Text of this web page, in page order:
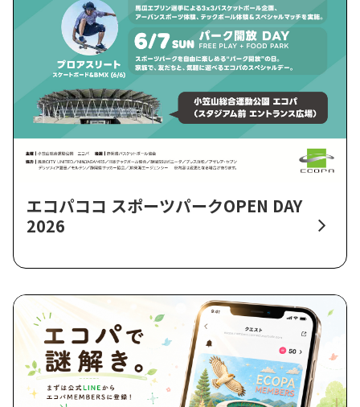
エコパココ スポーツパークOPEN DAY
2026